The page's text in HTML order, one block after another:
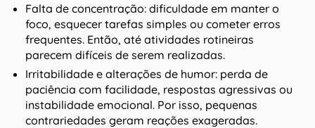
Falta de concentração: dificuldade em manter o
foco, esquecer tarefas simples ou cometer erros
frequentes. Então, até atividades rotineiras
parecem difíceis de serem realizadas.
Irritabilidade e alterações de humor: perda de
paciência com facilidade, respostas agressivas ou
instabilidade emocional. Por isso, pequenas
contrariedades geram reações exageradas.